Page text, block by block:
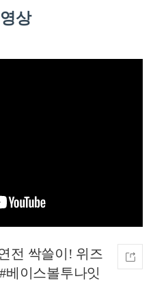
상
전 싹쓸이! 위즈
베이스볼투나잇